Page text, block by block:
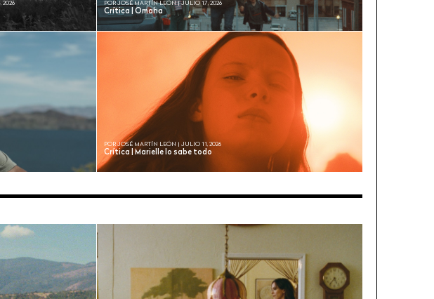
2026
Crítica | Omaha
POR JOSÉ MARTÍN LEÓN | JULIO 17, 2026
Crítica | Marielle lo sabe todo
POR JOSÉ MARTÍN LEÓN | JULIO 11, 2026